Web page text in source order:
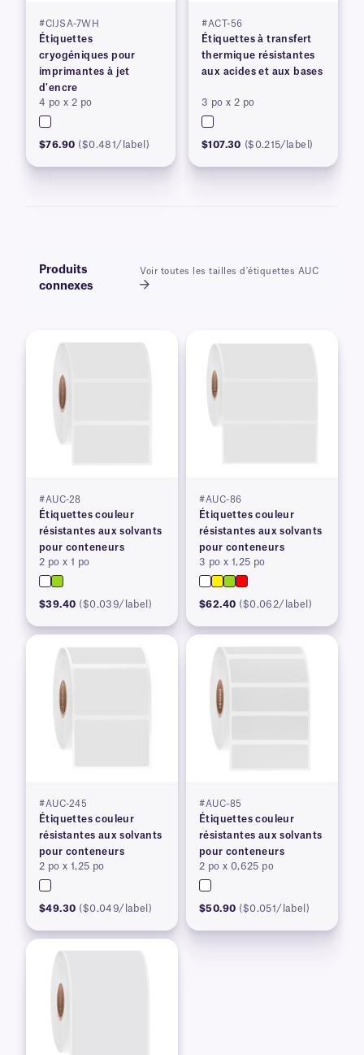
#CIJSA-7WH
Étiquettes
cryogéniques pour
imprimantes à jet
d'encre
4 po x 2 po
$76.90 ($0.481/label)
#ACT-56
Étiquettes à transfert
thermique résistantes
aux acides et aux bases
3 po x 2 po
$107.30 ($0.215/label)
Produits
connexes
Voir toutes les tailles d'étiquettes AUC
#AUC-28
Étiquettes couleur
résistantes aux solvants
pour conteneurs
2 po x 1 po
$39.40 ($0.039/label)
#AUC-86
Étiquettes couleur
résistantes aux solvants
pour conteneurs
3 po x 1,25 po
$62.40 ($0.062/label)
#AUC-245
Étiquettes couleur
résistantes aux solvants
pour conteneurs
2 po x 1,25 po
$49.30 ($0.049/label)
#AUC-85
Étiquettes couleur
résistantes aux solvants
pour conteneurs
2 po x 0,625 po
$50.90 ($0.051/label)